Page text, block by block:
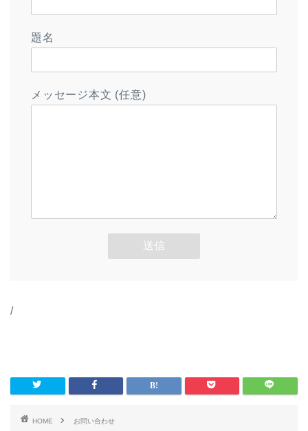
題名
メッセージ本文 (任意)
/
HOME お問い合わせ